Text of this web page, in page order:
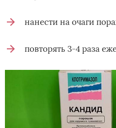
нанести на очаги
повторять 3-4 раза